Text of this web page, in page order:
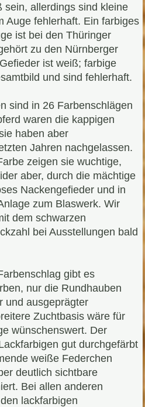
sein, allerdings sind kleine
Auge fehlerhaft. Ein farbiges
ist bei den Thüringer
zu den Nürnberger
ist weiß; farbige
und sind fehlerhaft.
sind in 26 Farbenschlägen
waren die kappigen
haben aber
Jahren nachgelassen.
zeigen sie wuchtige,
aber, durch die mächtige
Nackengefieder und in
zum Blaswerk. Wir
dem schwarzen
bei Ausstellungen bald
gibt es
nur die Rundhauben
und ausgeprägter
Zuchtbasis wäre für
wünschenswert. Der
gut durchgefärbt
weiße Federchen
deutlich sichtbare
Bei allen anderen
lackfarbigen